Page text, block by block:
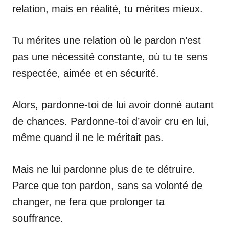
relation, mais en réalité, tu mérites mieux.
Tu mérites une relation où le pardon n’est
pas une nécessité constante, où tu te sens
respectée, aimée et en sécurité.
Alors, pardonne-toi de lui avoir donné autant
de chances. Pardonne-toi d’avoir cru en lui,
même quand il ne le méritait pas.
Mais ne lui pardonne plus de te détruire.
Parce que ton pardon, sans sa volonté de
changer, ne fera que prolonger ta
souffrance.